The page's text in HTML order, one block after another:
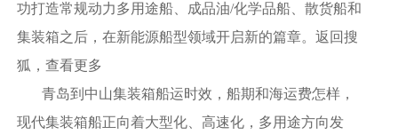
功打造常规动力多用途船、成品油/化学品船、散货船和
集装箱之后，在新能源船型领域开启新的篇章。返回搜
狐，查看更多
青岛到中山集装箱船运时效，船期和海运费怎样，
现代集装箱船正向着大型化、高速化，多用途方向发